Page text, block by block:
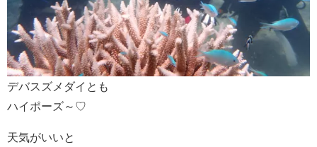
デバスズメダイとも
ハイポーズ～♡
天気がいいと